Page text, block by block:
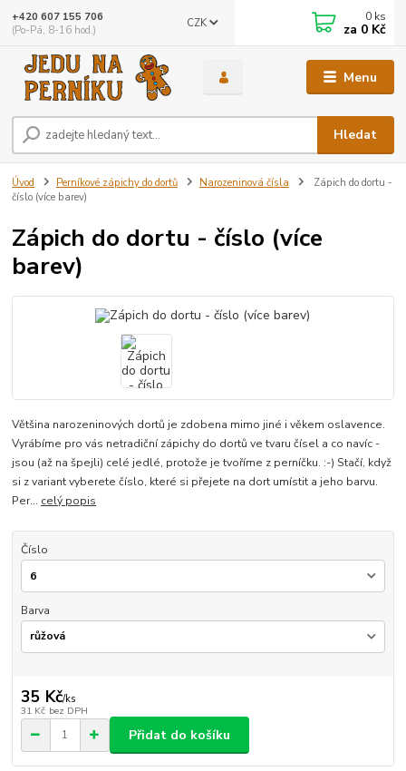
Menu
CZK
Hledat
+420 607 155 706
(Po-Pá, 8-16 hod.)
0 ks
za 0 Kč
Úvod Perníkové zápichy do dortů Narozeninová čísla
Zápich do dortu -
číslo (více barev)
Zápich do dortu - číslo (více
barev)
Většina narozeninových dortů je zdobena mimo jiné i věkem oslavence.
Vyrábíme pro vás netradiční zápichy do dortů ve tvaru čísel a co navíc -
jsou (až na špejli) celé jedlé, protože je tvoříme z perníčku. :-) Stačí, když
si z variant vyberete číslo, které si přejete na dort umístit a jeho barvu.
Per... celý popis
Číslo
Barva
35 Kč/ks
31 Kč bez DPH
Přidat do košíku